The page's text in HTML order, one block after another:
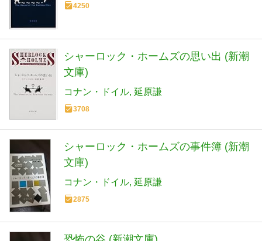
4250
シャーロック・ホームズの思い出 (新潮
文庫)
コナン・ドイル 延原謙
3708
シャーロック・ホームズの事件簿 (新潮
文庫)
コナン・ドイル 延原謙
2875